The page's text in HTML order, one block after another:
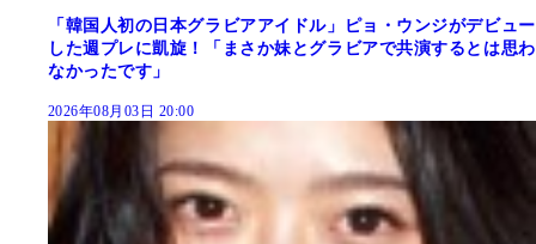
「韓国人初の日本グラビアアイドル」ピョ・ウンジがデビュー
した週プレに凱旋！「まさか妹とグラビアで共演するとは思わ
なかったです」
2026年08月03日 20:00